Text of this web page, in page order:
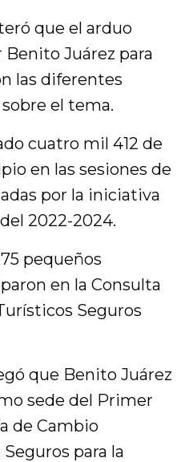
que el arduo
Juárez para
las diferentes
el tema.
cuatro mil 412 de
en las sesiones de
por la iniciativa
2022-2024.
pequeños
en la Consulta
Seguros
que Benito Juárez
sede del Primer
de Cambio
para la